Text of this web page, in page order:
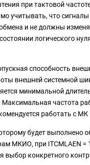
при тактовой
учитывать, что
и не должны
логического
способность
внешней системной
минимальной
Максимальная частота
работать с
будет выполнено
МКИО, при ITCMLAEN
выбор конкретного